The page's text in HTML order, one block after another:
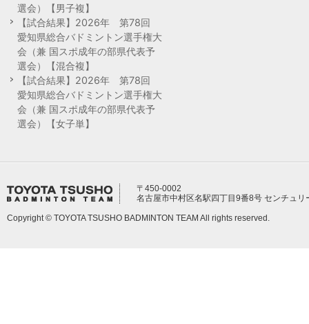
選会）【男子複】
【試合結果】2026年 第78回
愛知県総合バドミントン選手権大
会（兼 国スポ成年の部県代表予
選会）【混合複】
【試合結果】2026年 第78回
愛知県総合バドミントン選手権大
会（兼 国スポ成年の部県代表予
選会）【女子単】
〒450-0002
名古屋市中村区名駅四丁目9番8号 センチュリ
Copyright © TOYOTA TSUSHO BADMINTON TEAM All rights reserved.